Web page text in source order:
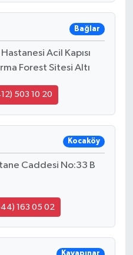
Bağlar
Acil Kapısı
Forest Sitesi Altı
503 10 20
Kocaköy
Caddesi No:33 B
163 05 02